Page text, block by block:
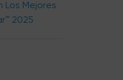
Los Mejores
2025